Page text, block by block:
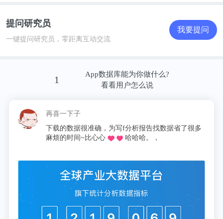
有限，非常不尽如人意，这引起了不少投资者的警
觉。有业内人士对此解释，基本上每年1月份，新能
贴政策的变化，以及春节假期多集中在每年一月份造
成的。
翻看2014年-2020年的数据，我们能够看到，整个中
国的新能源汽车销售量，每年1月的同比数量都在增
长，但环比上一年12月，都出现了不同程度的下跌。
提问研究员
一键提问研究员，零距离互动交流
我要提问
1
App数据库能为你做什么?
看看用户怎么说
再喜一下子
下载的数据很准确，为写f分析报告找数据省了很多
麻烦的时间~比心心
哈哈哈。，